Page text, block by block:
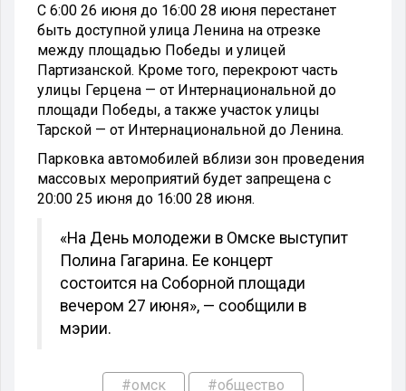
С 6:00 26 июня до 16:00 28 июня перестанет
быть доступной улица Ленина на отрезке
между площадью Победы и улицей
Партизанской. Кроме того, перекроют часть
улицы Герцена — от Интернациональной до
площади Победы, а также участок улицы
Тарской — от Интернациональной до Ленина.
Парковка автомобилей вблизи зон проведения
массовых мероприятий будет запрещена с
20:00 25 июня до 16:00 28 июня.
«На День молодежи в Омске выступит
Полина Гагарина. Ее концерт
состоится на Соборной площади
вечером 27 июня», — сообщили в
мэрии.
#омск #общество